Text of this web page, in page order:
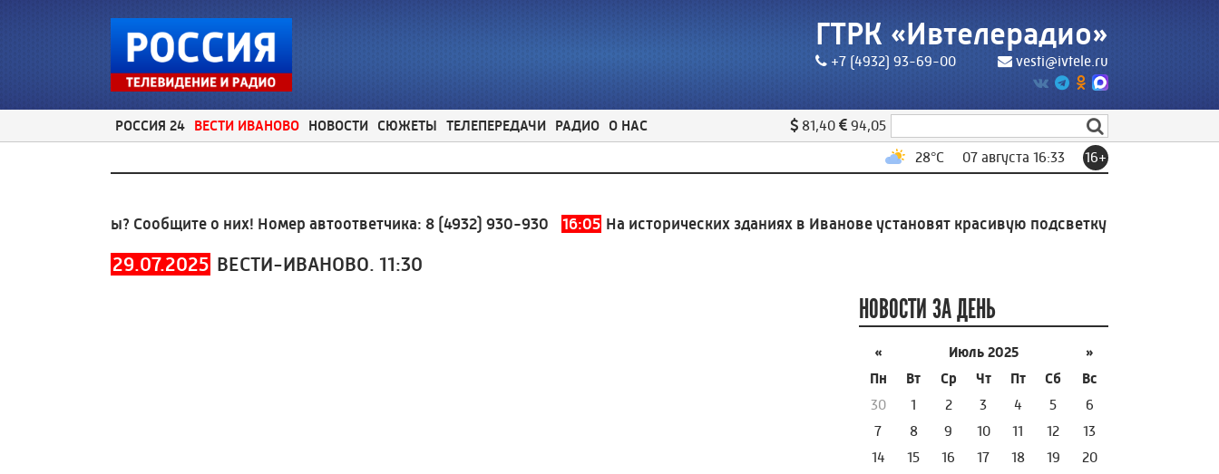
ГТРК «Ивтелерадио»
+7 (4932) 93-69-00 vesti@ivtele.ru
РОССИЯ 24 ВЕСТИ ИВАНОВО НОВОСТИ СЮЖЕТЫ ТЕЛЕПЕРЕДАЧИ РАДИО О НАС 81,40
94,05
28°C 07 августа 16:33 16+
проблемы? Сообщите о них! Номер автоответчика:8 (4932) 930-930 16:05 На исторических зданиях в Иванове установят красивую подсветку 15:51
29.07.2025 ВЕСТИ-ИВАНОВО. 11:30
НОВОСТИ ЗА ДЕНЬ
« Июль 2025
»
Пн
Вт Ср Чт Пт Сб
Вс
30
1 2 3 4 5
6
7
8 9 10 11 12
13
14
15 16 17 18 19
20